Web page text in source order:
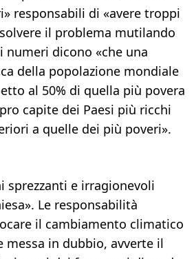
responsabili di «avere troppi
il problema mutilando
numeri dicono «che una
della popolazione mondiale
al 50% di quella più povera
capite dei Paesi più ricchi
a quelle dei più poveri».
sprezzanti e irragionevoli
Le responsabilità
il cambiamento climatico
messa in dubbio, avverte il